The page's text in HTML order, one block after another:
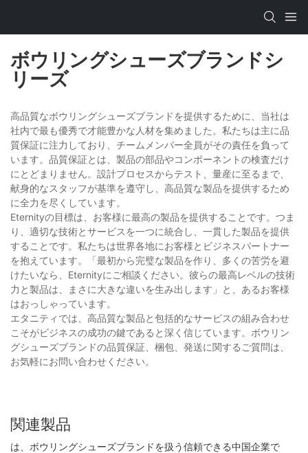
ボウリングシューズブランドシ
リーズ
高品質なボウリングシューズブランドを提供するために、当社は
社内で最も優秀で才能豊かな人材を集めました。私たちは主に品
質保証に注力しており、チームメンバー全員がその責任を負って
います。品質保証とは、製品の部品やコンポーネントの検査だけ
にとどまりません。設計プロセスからテスト、量産に至るまで、
献身的なスタッフが基準を遵守し、高品質な製品を提供するため
に全力を尽くしています。
Eternityの目標は、お客様に最高の製品を提供することです。つま
り、適切な技術とサービスを一つに統合し、一貫した製品を提供
することです。私たちは世界各地にお客様とビジネスパートナー
を抱えています。「最初から完璧な製品を作り、多くの苦労を避
けたいなら、Eternityにご相談ください。彼らの最高レベルの技術
力と製品は、まさに大きな違いを生み出します」と、あるお客様
はおっしゃっています。
エタニティでは、高品質な製品と包括的なサービスの組み合わせ
こそがビジネスの成功の鍵であると深く信じています。ボウリン
グシューズブランドの品質保証、梱包、発送に関するご質問は、
お気軽にお問い合わせください。
関連製品
は、ボウリングシューズブランドを扱う信頼できる中国企業で